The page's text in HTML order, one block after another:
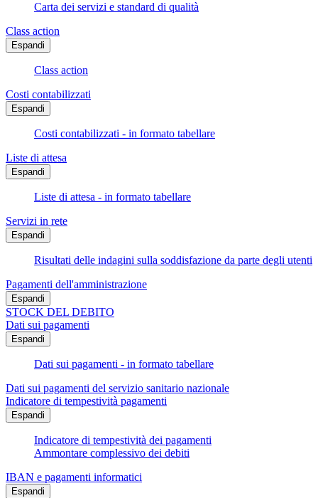
Carta dei servizi e standard di qualità
Class action
Espandi
Class action
Costi contabilizzati
Espandi
Costi contabilizzati - in formato tabellare
Liste di attesa
Espandi
Liste di attesa - in formato tabellare
Servizi in rete
Espandi
Risultati delle indagini sulla soddisfazione da parte degli utenti
Pagamenti dell'amministrazione
Espandi
STOCK DEL DEBITO
Dati sui pagamenti
Espandi
Dati sui pagamenti - in formato tabellare
Dati sui pagamenti del servizio sanitario nazionale
Indicatore di tempestività pagamenti
Espandi
Indicatore di tempestività dei pagamenti
Ammontare complessivo dei debiti
IBAN e pagamenti informatici
Espandi